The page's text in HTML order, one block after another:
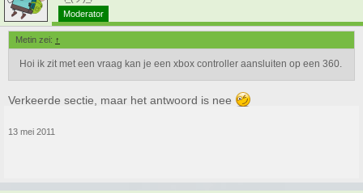
Moderator
Metin zei: ↑
Hoi ik zit met een vraag kan je een xbox controller aansluiten op een 360.
Verkeerde sectie, maar het antwoord is nee
13 mei 2011